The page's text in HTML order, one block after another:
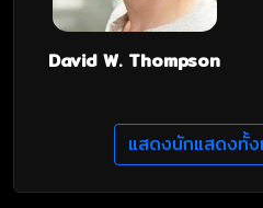
David W. Thompson
แสดงนักแสดงทั้